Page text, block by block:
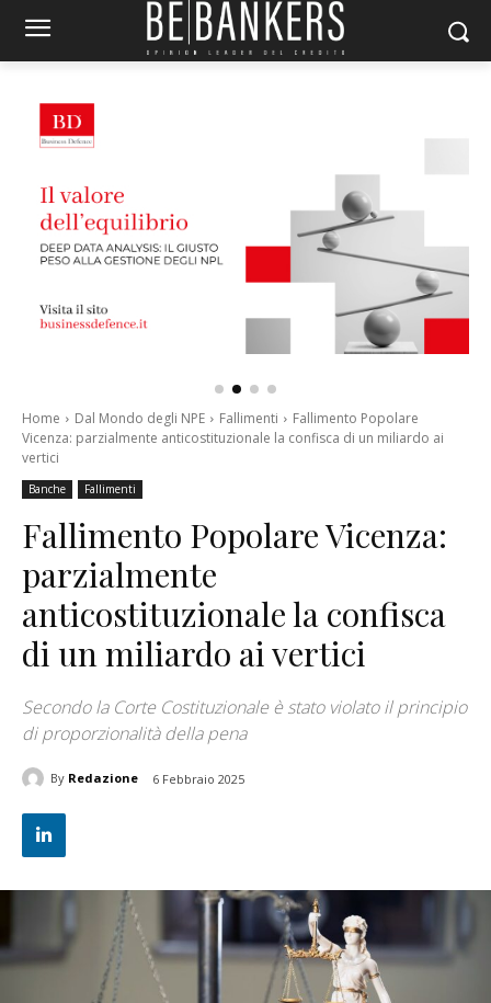
Home Dal Mondo degli NPE Fallimenti
Fallimento Popolare
Vicenza: parzialmente anticostituzionale la confisca di un miliardo ai
vertici
Banche Fallimenti
Fallimento Popolare Vicenza:
parzialmente
anticostituzionale la confisca
di un miliardo ai vertici
Secondo la Corte Costituzionale è stato violato il principio
di proporzionalità della pena
By Redazione 6 Febbraio 2025